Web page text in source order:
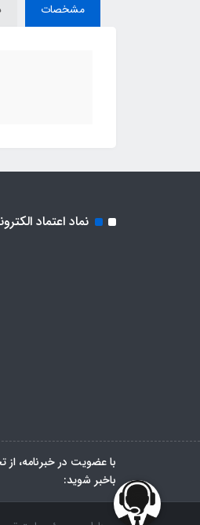
مشخصات
نماد اعتماد
با عضویت در خبرنامه،
باخبر شوید: